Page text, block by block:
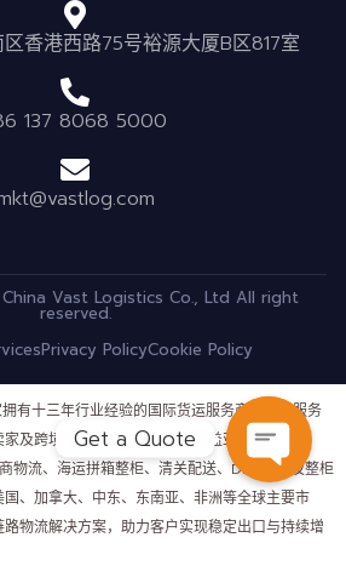
香港西路75号裕源大厦B区817室
137 8068 5000
Vast Logistics Co., Ltd All right
reserved.
Privacy PolicyCookie Policy
有十三年行业经验的国际货运服务商，长期服务
及跨境平台客户。公司业务涵盖亚马逊
物流、海运拼箱整柜、清关配送、DDP运输及整柜
、加拿大、中东、东南亚、非洲等全球主要市
物流解决方案，助力客户实现稳定出口与持续增
Get a Quote
OPEN